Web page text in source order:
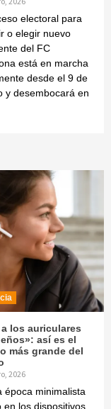
electoral para
o elegir nuevo
del FC
está en marcha
desde el 9 de
y desembocará en
los auriculares
así es el
más grande del
2026
época minimalista
en los dispositivos